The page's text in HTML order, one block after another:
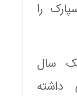
را
سال
داشته